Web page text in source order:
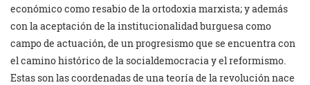
económico como resabio de la ortodoxia marxista; y además
con la aceptación de la institucionalidad burguesa como
campo de actuación, de un progresismo que se encuentra con
el camino histórico de la socialdemocracia y el reformismo.
Estas son las coordenadas de una teoría de la revolución nace